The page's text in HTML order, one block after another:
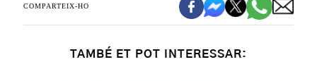
COMPARTEIX-HO
TAMBÉ ET POT INTERESSAR: